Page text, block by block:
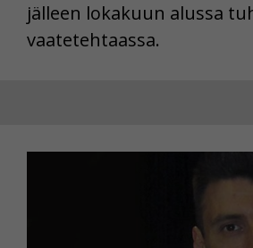
jälleen lokakuun alussa
vaatetehtaassa.